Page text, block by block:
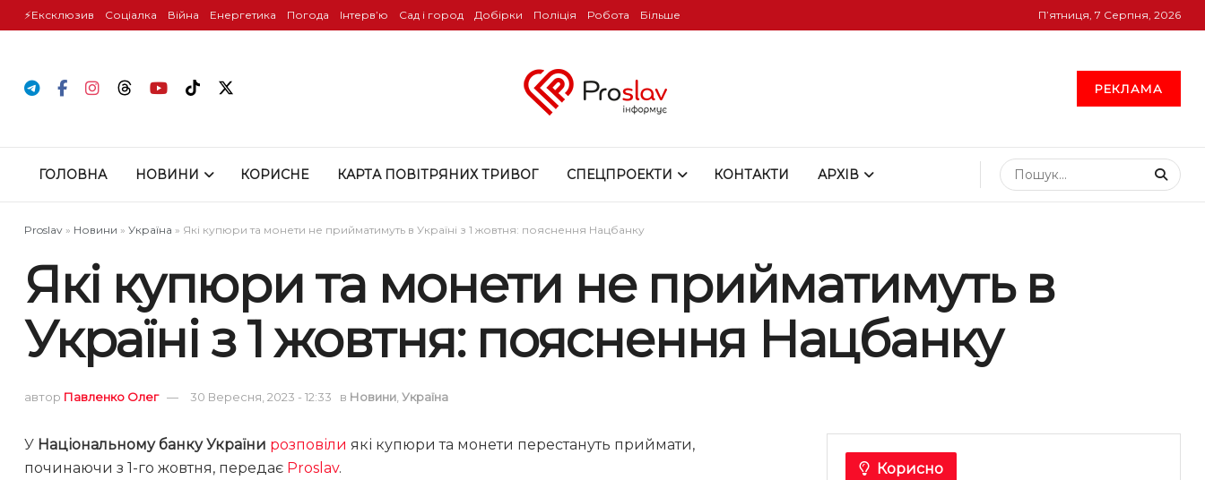
⚡️Ексклюзив Соціалка Війна Енергетика Погода Інтервʼю Сад і город Добірки Поліція Робота Більше П’ятниця, 7 Серпня, 2026
РЕКЛАМА
ГОЛОВНА НОВИНИ КОРИСНЕ КАРТА ПОВІТРЯНИХ ТРИВОГ СПЕЦПРОЕКТИ КОНТАКТИ АРХІВ
Proslav » Новини » Україна » Які купюри та монети не прийматимуть в Україні з 1 жовтня: пояснення Нацбанку
Які купюри та монети не прийматимуть в
Україні з 1 жовтня: пояснення Нацбанку
автор Павленко Олег 30 Вересня, 2023 - 12:33 в Новини, Україна
У Національному банку України розповіли які купюри та монети перестануть приймати,
починаючи з 1-го жовтня, передає Proslav. Корисно